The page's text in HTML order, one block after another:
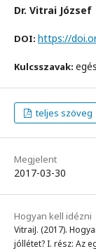
Dr. Vitrai József
DOI: https://
Kulcsszavak:
teljes szöveg
Megjelent
2017-03-30
Hogyan kell idézni
VitraiJ. (2017).
jóllétet? I. rész: Az